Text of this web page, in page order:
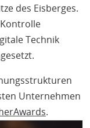
des Eisberges.
Technik
Unternehmen
.